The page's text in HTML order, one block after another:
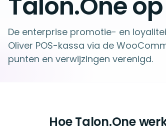
De enterprise promotie- en
Oliver POS-kassa via de
punten en verwijzingen verenigd.
Hoe Talon.One